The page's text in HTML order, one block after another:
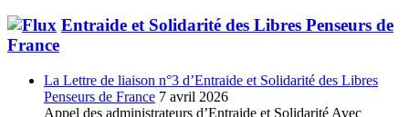
Entraide et Solidarité des Libres Penseurs de
France
La Lettre de liaison n°3 d’Entraide et Solidarité des Libres
Penseurs de France 7 avril 2026
Appel des administrateurs d’Entraide et Solidarité Avec